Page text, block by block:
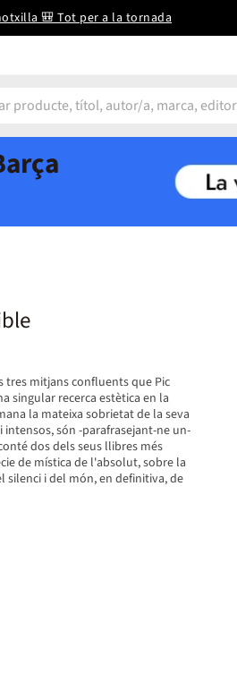
🎒 Tot per a la tornada
tres mitjans confluents que Pic
singular recerca estètica en la
la mateixa sobrietat de la seva
són -parafrasejant-ne un-
dos dels seus llibres més
de mística de l'absolut, sobre la
silenci i del món, en definitiva, de